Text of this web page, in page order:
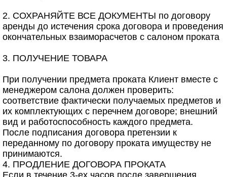
2. СОХРАНЯЙТЕ ВСЕ ДОКУМЕНТЫ по договору
аренды до истечения срока договора и проведения
окончательных взаиморасчетов с салоном проката
3. ПОЛУЧЕНИЕ ТОВАРА
При получении предмета проката Клиент вместе с
менеджером салона должен проверить:
соответствие фактически получаемых предметов и
их комплектующих с перечнем договоре; внешний
вид и работоспособность каждого предмета.
После подписания договора претензии к
переданному по договору проката имуществу не
принимаются.
4. ПРОДЛЕНИЕ ДОГОВОРА ПРОКАТА
Если в течение 3-ех часов после завершения